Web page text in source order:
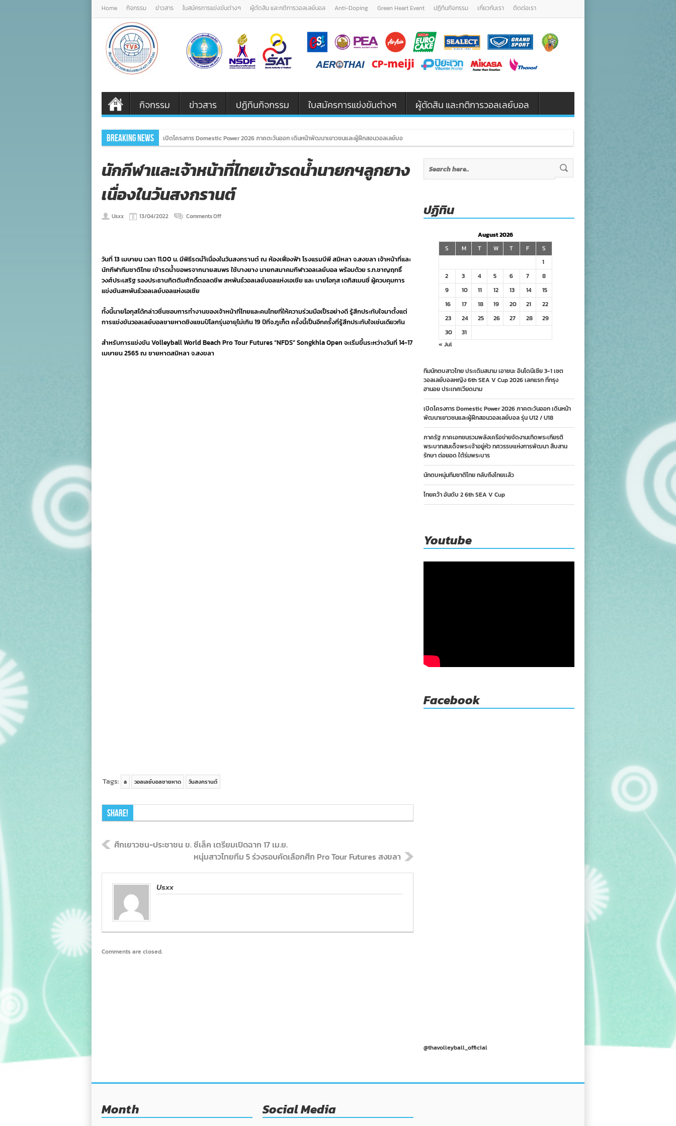
Home กิจกรรม ข่าวสาร ใบสมัครการแข่งขันต่างๆ ผู้ตัดสิน และกติการวอลเลย์บอล Anti-Doping Green Heart Event ปฏิทินกิจกรรม เกี่ยวกับเรา ติดต่อเรา
กิจกรรม ข่าวสาร ปฏิทินกิจกรรม ใบสมัครการแข่งขันต่างๆ ผู้ตัดสิน และกติการวอลเลย์บอล
Breaking News เปิดโครงการ Domestic Power 2026 ภาคตะวันออก เดินหน้าพัฒนาเยาวชนและผู้ฝึกสอนวอลเลย์บอล รุ่น U12 / U18
นักกีฬาและเจ้าหน้าที่ไทยเข้ารดน้ำนายกฯลูกยาง
เนื่องในวันสงกรานต์
Usxx 13/04/2022 Comments Offon
ไทย
เข้า
รดน้ำ
นา
เนื่อง
ใน
วัน
วันที่ 13 เมษายน เวลา 11.00 น. มีพิธีรดนำ้เนื่องในวันสงกรานต์ ณ ห้องเฟื่องฟ้า โรงแรมบีพี สมิหลา จ.สงขลา เจ้าหน้าที่และ
นักกีฬาทีมชาติไทย เข้ารดน้ำขอพรจากนายสมพร ใช้บางยาง นายกสมาคมกีฬาวอลเลย์บอล พร้อมด้วย ร.ท.ชาญฤทธิ์
วงศ์ประเสริฐ รองประธานกิตติมศักดิ์ตอลดชีพ สหพันธ์วอลเลย์บอลแห่งเอเชีย และ นายโอกุส เดกิสเมนซี่ ผู้ควบคุมการ
แข่งขันสหพันธ์วอลเลย์บอลแห่งเอเชีย
ทั้งนี้นายโอกุสได้กล่าวชื่นชอบการทำงานของเจ้าหน้าที่ไทยและคนไทยที่ให้ความร่วมมือเป็รอย่างดี รู้สึกประทับใจมาตั้งแต่
การแข่งขันวอลเลย์บอลชายหาดชิงแชมป์โลกรุ่นอายุไม่เกิน 19 ปีที่จ.ภูเก็ต ครั้งนี้เป็นอีกครั้งที่รู้สึกประทับใจเช่นเดียวกัน
สำหรับการแข่งขัน Volleyball World Beach Pro Tour Futures “NFDS” Songkhla Open จะเริ่มขึ้นระหว่างวันที่ 14-17
เมษายน 2565 ณ ชายหาดสมิหลา จ.สงขลา
Tags: a วอลเลย์บอลชายหาด วันสงกรานต์
Share!
ศึกเยาวชน-ประชาชน ข. ซีเล็ค เตรียมเปิดฉาก 17 เม.ย.
หนุ่มสาวไทยทีม 5 ร่วงรอบคัดเลือกศึก Pro Tour Futures สงขลา
Usxx
Comments are closed.
ปฏิทิน
August 2026
S
M T W T F
S
1
2
3 4 5 6 7
8
9
10 11 12 13 14
15
16
17 18 19 20 21
22
23
24 25 26 27 28
29
30
31
« Jul
ทีมนักตบสาวไทย ประเดิมสนาม เอาชนะ อินโดนีเซีย 3-1 เซต
วอลเลย์บอลหญิง 6th SEA V Cup 2026 เลกแรก ที่กรุง
ฮานอย ประเทศเวียดนาม
เปิดโครงการ Domestic Power 2026 ภาคตะวันออก เดินหน้า
พัฒนาเยาวชนและผู้ฝึกสอนวอลเลย์บอล รุ่น U12 / U18
ภาครัฐ ภาคเอกชนรวมพลังเครือข่ายจัดงานเทิดพระเกียรติ
พระบาทสมเด็จพระเจ้าอยู่หัว ทศวรรษแห่งการพัฒนา สืบสาน
รักษา ต่อยอด ใต้ร่มพระบาร
นักตบหนุ่มทีมชาติไทย กลับถึงไทยเเล้ว
ไทยคว้า อันดับ 2 6th SEA V Cup
Youtube
Facebook
@thavolleyball_official
Month Social Media